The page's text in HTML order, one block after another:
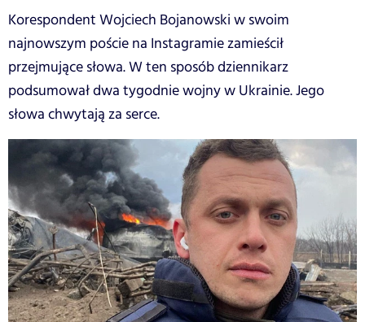
Korespondent Wojciech Bojanowski w swoim
najnowszym poście na Instagramie zamieścił
przejmujące słowa. W ten sposób dziennikarz
podsumował dwa tygodnie wojny w Ukrainie. Jego
słowa chwytają za serce.